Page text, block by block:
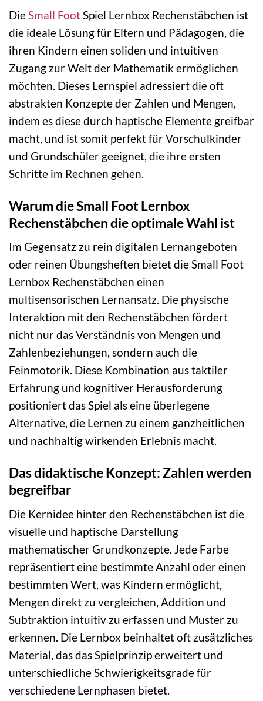
DieSmall FootSpiel Lernbox Rechenstäbchen ist
die ideale Lösung für Eltern und Pädagogen, die
ihren Kindern einen soliden und intuitiven
Zugang zur Welt der Mathematik ermöglichen
möchten. Dieses Lernspiel adressiert die oft
abstrakten Konzepte der Zahlen und Mengen,
indem es diese durch haptische Elemente greifbar
macht, und ist somit perfekt für Vorschulkinder
und Grundschüler geeignet, die ihre ersten
Schritte im Rechnen gehen.
Warum die Small Foot Lernbox
Rechenstäbchen die optimale Wahl ist
Im Gegensatz zu rein digitalen Lernangeboten
oder reinen Übungsheften bietet die Small Foot
Lernbox Rechenstäbchen einen
multisensorischen Lernansatz. Die physische
Interaktion mit den Rechenstäbchen fördert
nicht nur das Verständnis von Mengen und
Zahlenbeziehungen, sondern auch die
Feinmotorik. Diese Kombination aus taktiler
Erfahrung und kognitiver Herausforderung
positioniert das Spiel als eine überlegene
Alternative, die Lernen zu einem ganzheitlichen
und nachhaltig wirkenden Erlebnis macht.
Das didaktische Konzept: Zahlen werden
begreifbar
Die Kernidee hinter den Rechenstäbchen ist die
visuelle und haptische Darstellung
mathematischer Grundkonzepte. Jede Farbe
repräsentiert eine bestimmte Anzahl oder einen
bestimmten Wert, was Kindern ermöglicht,
Mengen direkt zu vergleichen, Addition und
Subtraktion intuitiv zu erfassen und Muster zu
erkennen. Die Lernbox beinhaltet oft zusätzliches
Material, das das Spielprinzip erweitert und
unterschiedliche Schwierigkeitsgrade für
verschiedene Lernphasen bietet.